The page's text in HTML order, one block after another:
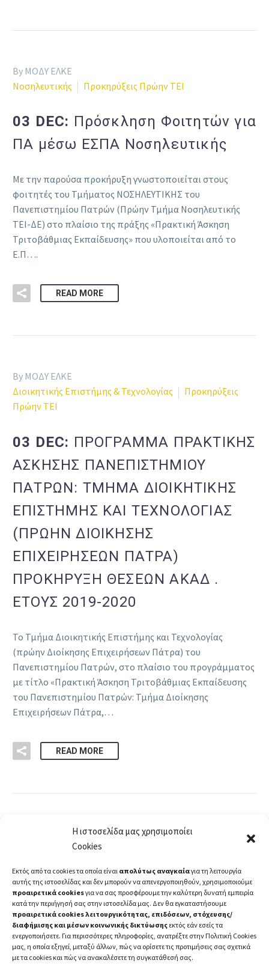
Η ιστοσελίδα μας χρησιμοποίει
Cookies
Εκτός από τα cookies τα οποία είναι απολύτως αναγκαίαγια τη λειτουργία
αυτής της ιστοσελίδας και δεν μπορούν να απενεργοποιηθούν, χρησιμοποιούμε
προαιρετικά cookiesγια να σας προσφέρουμε την καλύτερη δυνατή εμπειρία
κατά την περιήγησή σας στην ιστοσελίδα μας. Δεν θα εγκαταστήσουμε
προαιρετικά cookies λειτουργικότητας, επιδόσεων, στόχευσης/
διαφήμισης και μέσων κοινωνικής δικτύωσης εκτός εάν εσείς τα
ενεργοποιήσετε. Για περισσότερες πληροφορίες, ανατρέξτε στην Πολιτική Cookies
μας, η οποία εξηγεί, μεταξύ άλλων, πώς να ορίσετε τις προτιμήσεις σας σχετικά
με τα cookies και πώς να ανακαλέσετε τη συγκατάθεσή σας.
By ΜΟΔΥ ΕΛΚΕ
Νοσηλευτικής
Προκηρύξεις Πρώην ΤΕΙ
03 DEC: Πρόσκληση Φοιτητών για
ΠΑ μέσω ΕΣΠΑ Νοσηλευτικής
Με την παρούσα προκήρυξη γνωστοποιείται στους
φοιτητές του Τμήματος ΝΟΣΗΛΕΥΤΙΚΗΣ του
Πανεπιστημίου Πατρών (Πρώην Τμήμα Νοσηλευτικής
ΤΕΙ-ΔΕ) στο πλαίσιο της πράξης «Πρακτική Άσκηση
Τριτοβάθμιας Εκπαίδευσης» που υλοποιείται από το
Ε.Π….
READ MORE
By ΜΟΔΥ ΕΛΚΕ
Διοικητικής Επιστήμης & Τεχνολογίας
Προκηρύξεις
Πρώην ΤΕΙ
03 DEC: ΠΡΟΓΡΑΜΜΑ ΠΡΑΚΤΙΚΗΣ
ΑΣΚΗΣΗΣ ΠΑΝΕΠΙΣΤΗΜΙΟΥ
ΠΑΤΡΩΝ: ΤΜΗΜΑ ΔΙΟΙΚΗΤΙΚΗΣ
ΕΠΙΣΤΗΜΗΣ ΚΑΙ ΤΕΧΝΟΛΟΓΙΑΣ
(ΠΡΩΗΝ ΔΙΟΙΚΗΣΗΣ
ΕΠΙΧΕΙΡΗΣΕΩΝ ΠΑΤΡΑ)
ΠΡΟΚΗΡΥΞΗ ΘΕΣΕΩΝ ΑΚΑΔ .
ΕΤΟΥΣ 2019-2020
Το Τμήμα Διοικητικής Επιστήμης και Τεχνολογίας
(πρώην Διοίκησης Επιχειρήσεων Πάτρα) του
Πανεπιστημίου Πατρών, στο πλαίσιο του προγράμματος
με τίτλο «Πρακτική Άσκηση Τριτοβάθμιας Εκπαίδευσης
του Πανεπιστημίου Πατρών: Τμήμα Διοίκησης
Επιχειρήσεων Πάτρα,…
READ MORE
… 30